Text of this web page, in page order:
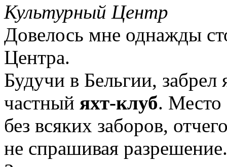
Культурный Центр
Довелось мне однажды
Центра.
Будучи в Бельгии,
частный яхт-клуб. Место
без всяких заборов,
не спрашивая разрешение.